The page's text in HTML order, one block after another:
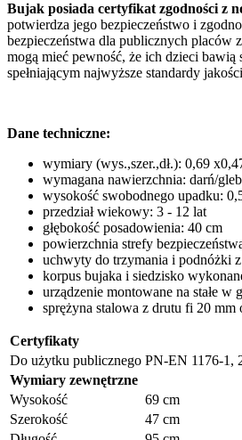
Bujak posiada certyfikat zgodności z
potwierdza jego bezpieczeństwo i
bezpieczeństwa dla publicznych placów
mogą mieć pewność, że ich dzieci bawią
spełniającym najwyższe standardy
Dane techniczne:
wymiary (wys.,szer.,dł.): 0,69
wymagana nawierzchnia: darń/
wysokość swobodnego upadku:
przedział wiekowy: 3 - 12 lat
głębokość posadowienia: 40 cm
powierzchnia strefy
uchwyty do trzymania i podnóżki
korpus bujaka i siedzisko
urządzenie montowane na stałe w
sprężyna stalowa z drutu fi 20 mm
Certyfikaty
Do użytku publicznego PN-EN 1176-1,
Wymiary zewnętrzne
Wysokość
69 cm
Szerokość
47 cm